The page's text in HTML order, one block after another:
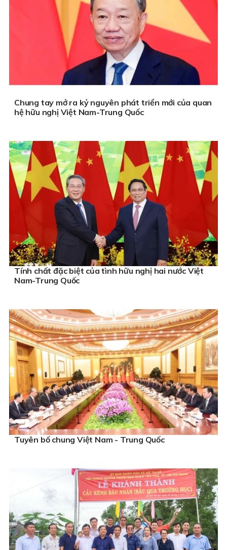
Chung tay mở ra kỷ nguyên phát triển mới của quan
hệ hữu nghị Việt Nam-Trung Quốc
Tính chất đặc biệt của tình hữu nghị hai nước Việt
Nam-Trung Quốc
Tuyên bố chung Việt Nam - Trung Quốc